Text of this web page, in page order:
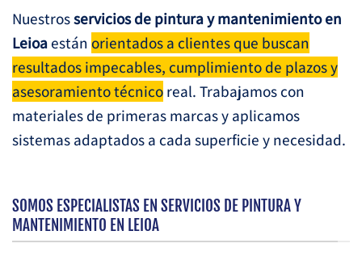
Nuestrosservicios de pintura y mantenimiento en
Leioaestánorientados a clientes que buscan
resultados impecables, cumplimiento de plazos y
asesoramiento técnicoreal. Trabajamos con
materiales de primeras marcas y aplicamos
sistemas adaptados a cada superficie y necesidad.
SOMOS ESPECIALISTAS EN SERVICIOS DE PINTURA Y
MANTENIMIENTO EN LEIOA